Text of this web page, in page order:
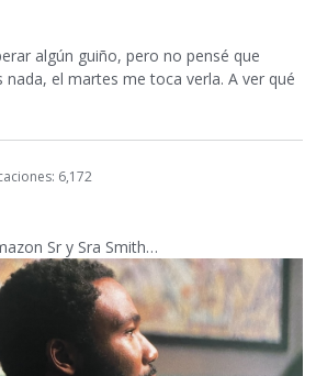
algún guiño, pero no pensé que
nada, el martes me toca verla. A ver qué
6,172
Sr y Sra Smith…